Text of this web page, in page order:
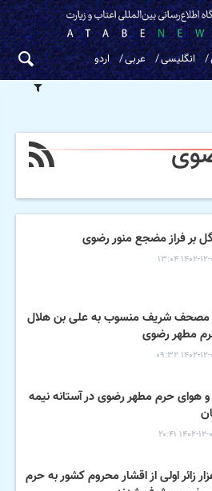
انگلیسی عربی اردو
بر فراز مضجع منور رضوی
۱۲-۰۴ ۱۳:۰۴
مصحف شریف منسوب به علی بن هلال
مطهر رضوی
۱۲-۰۴ ۰۹:۳۲
هوای حرم مطهر رضوی در آستانه نیمه
۱۲-۰۳ ۲۰:۴۱
هزار زائر اولی از اقشار محروم کشور به حرم